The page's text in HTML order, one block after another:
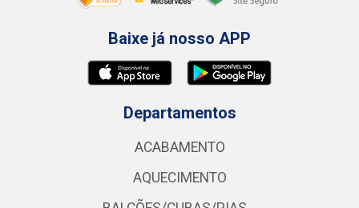
Baixe já nosso APP
Departamentos
ACABAMENTO
AQUECIMENTO